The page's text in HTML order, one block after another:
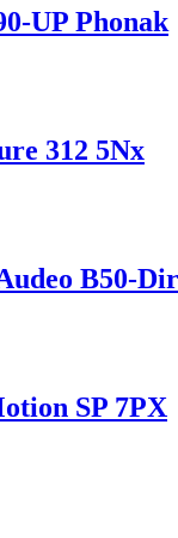
UP Phonak
312 5Nx
B50-
SP 7PX